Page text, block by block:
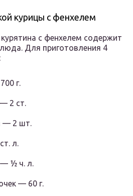
курицы с фенхелем
с фенхелем содержит
Для приготовления 4
г.
2 ст.
— 2 шт.
л.
½ ч. л.
— 60 г.